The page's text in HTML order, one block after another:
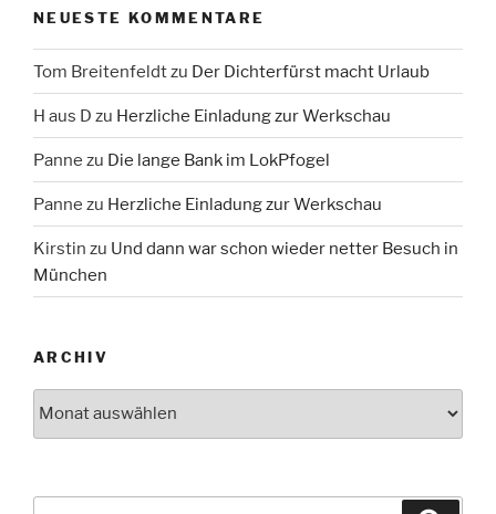
NEUESTE KOMMENTARE
Tom Breitenfeldtzu Der Dichterfürst macht Urlaub
H aus D zu Herzliche Einladung zur Werkschau
Panne zu Die lange Bank im LokPfogel
Panne zu Herzliche Einladung zur Werkschau
Kirstin zu Und dann war schon wieder netter Besuch in
München
ARCHIV